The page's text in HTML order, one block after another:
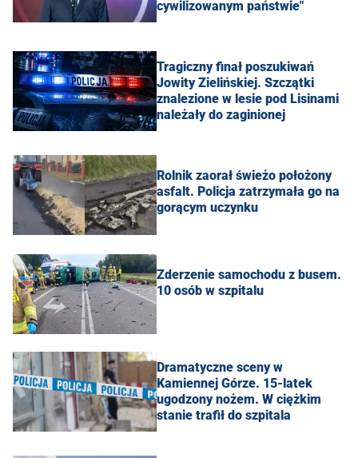
cywilizowanym państwie"
Tragiczny finał poszukiwań
Jowity Zielińskiej. Szczątki
znalezione w lesie pod Lisinami
należały do zaginionej
Rolnik zaorał świeżo położony
asfalt. Policja zatrzymała go na
gorącym uczynku
Zderzenie samochodu z busem.
10 osób w szpitalu
Dramatyczne sceny w
Kamiennej Górze. 15-latek
ugodzony nożem. W ciężkim
stanie trafił do szpitala